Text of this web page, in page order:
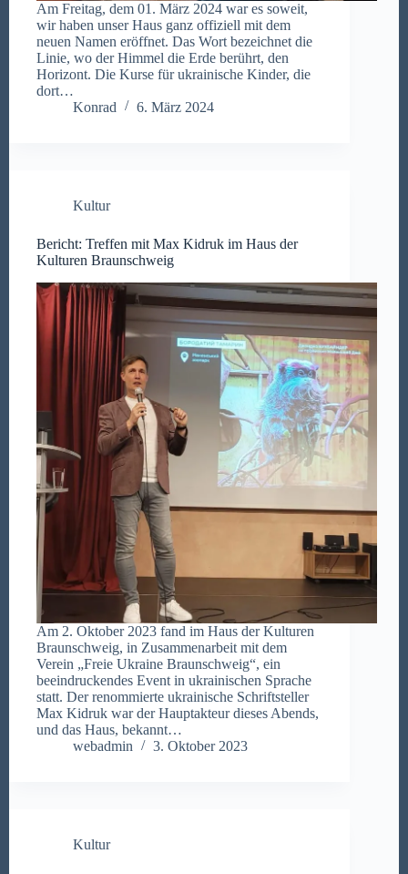
Am Freitag, dem 01. März 2024 war es soweit,
wir haben unser Haus ganz offiziell mit dem
neuen Namen eröffnet. Das Wort bezeichnet die
Linie, wo der Himmel die Erde berührt, den
Horizont. Die Kurse für ukrainische Kinder, die
dort…
Konrad
6. März 2024
Kultur
Bericht: Treffen mit Max Kidruk im Haus der
Kulturen Braunschweig
Am 2. Oktober 2023 fand im Haus der Kulturen
Braunschweig, in Zusammenarbeit mit dem
Verein „Freie Ukraine Braunschweig“, ein
beeindruckendes Event in ukrainischen Sprache
statt. Der renommierte ukrainische Schriftsteller
Max Kidruk war der Hauptakteur dieses Abends,
und das Haus, bekannt…
webadmin
3. Oktober 2023
Kultur